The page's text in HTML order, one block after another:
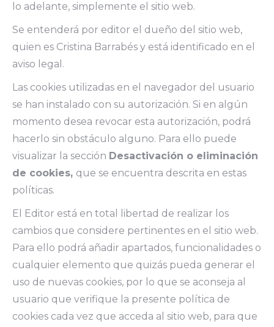
lo adelante, simplemente el sitio web.
Se entenderá por editor el dueño del sitio web,
quien es Cristina Barrabés y está identificado en el
aviso legal.
Las cookies utilizadas en el navegador del usuario
se han instalado con su autorización. Si en algún
momento desea revocar esta autorización, podrá
hacerlo sin obstáculo alguno. Para ello puede
visualizar la sección Desactivación o eliminación
de cookies, que se encuentra descrita en estas
políticas.
El Editor está en total libertad de realizar los
cambios que considere pertinentes en el sitio web.
Para ello podrá añadir apartados, funcionalidades o
cualquier elemento que quizás pueda generar el
uso de nuevas cookies, por lo que se aconseja al
usuario que verifique la presente política de
cookies cada vez que acceda al sitio web, para que